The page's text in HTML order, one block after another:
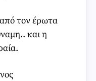
τον έρωτα
και η